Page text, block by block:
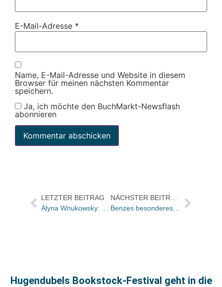
E-Mail-Adresse *
Name, E-Mail-Adresse und Website in diesem
Browser für meinen nächsten Kommentar
speichern.
Ja, ich möchte den BuchMarkt-Newsflash
abonnieren
LETZTER BEITRAG
Alyna Wnukowsky: „Print-on-Demand sichert Verlagen Verfügbarkeit und Umsatz“
NÄCHSTER BEITRAG
Benzes besonderes Buch: Unwiderstehlicher Verführer zur Reise- und Insellust
Hugendubels Bookstock-Festival geht in die